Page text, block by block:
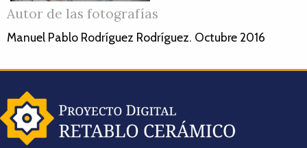
Autor de las fotografías
Manuel Pablo Rodríguez Rodríguez. Octubre 2016